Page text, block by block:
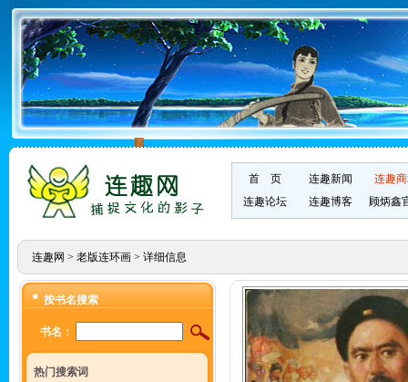
首 页 连趣新闻
连趣
连趣论坛
连趣博客 顾炳鑫
连趣网 > 老版连环画> 详细信息
按书名搜索
书名：
热门搜索词